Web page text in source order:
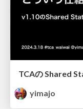
yimajo